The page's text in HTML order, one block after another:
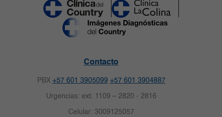
Contacto
PBX +57 601 3905099 +57 601 3904887
Urgencias: ext. 1109 – 2820 - 2816
Celular: 3009125057